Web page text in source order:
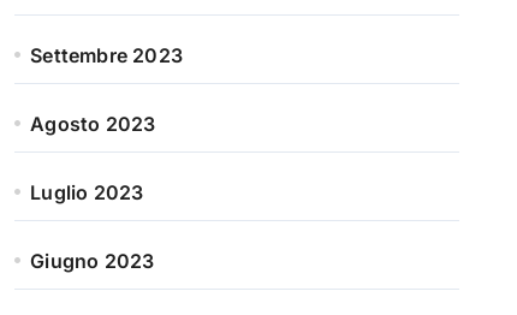
Settembre 2023
Agosto 2023
Luglio 2023
Giugno 2023